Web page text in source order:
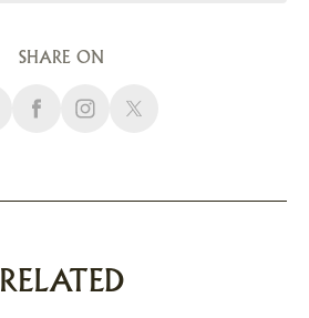
SHARE ON
RELATED